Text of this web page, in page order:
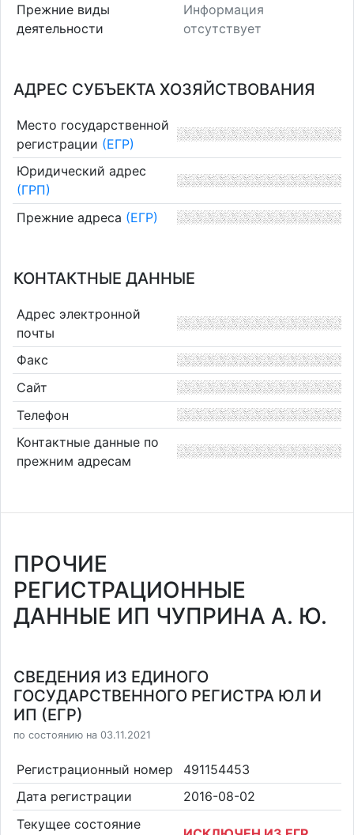
Прежние виды
деятельности
Информация
отсутствует
АДРЕС СУБЪЕКТА ХОЗЯЙСТВОВАНИЯ
Место государственной
регистрации (ЕГР)
Юридический адрес
(ГРП)
Прежние адреса (ЕГР)
КОНТАКТНЫЕ ДАННЫЕ
Адрес электронной
почты
Факс
Сайт
Телефон
Контактные данные по
прежним адресам
ПРОЧИЕ
РЕГИСТРАЦИОННЫЕ
ДАННЫЕ ИП ЧУПРИНА А. Ю.
СВЕДЕНИЯ ИЗ ЕДИНОГО
ГОСУДАРСТВЕННОГО РЕГИСТРА ЮЛ И
ИП (ЕГР)
по состоянию на 03.11.2021
Регистрационный номер
491154453
Дата регистрации
2016-08-02
Текущее состояние